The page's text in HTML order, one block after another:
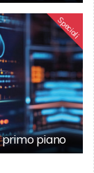
Speciali
piano